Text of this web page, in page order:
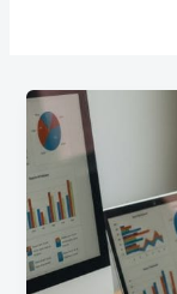
Fiscalité
et
gestion
d’un
contrat
de
prévoyance